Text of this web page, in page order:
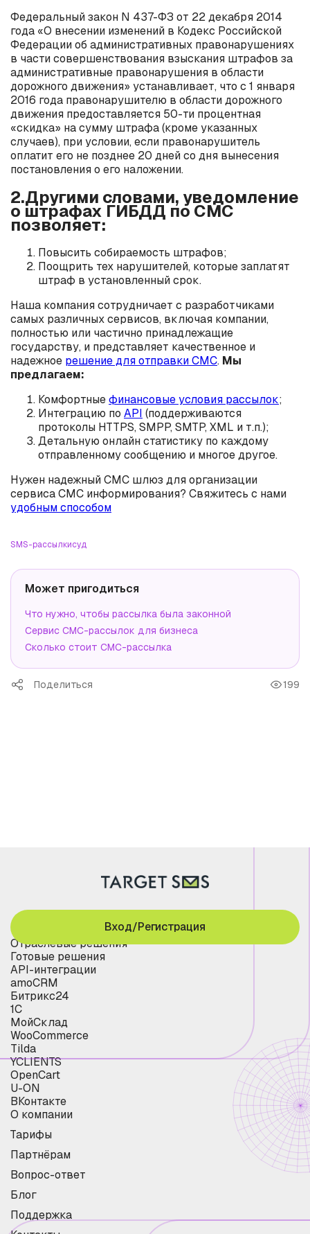
Федеральный закон N 437-ФЗ от 22 декабря 2014
года «О внесении изменений в Кодекс Российской
Федерации об административных правонарушениях
в части совершенствования взыскания штрафов за
административные правонарушения в области
дорожного движения» устанавливает, что с 1 января
2016 года правонарушителю в области дорожного
движения предоставляется 50-ти процентная
«скидка» на сумму штрафа (кроме указанных
случаев), при условии, если правонарушитель
оплатит его не позднее 20 дней со дня вынесения
постановления о его наложении.
2.Другими словами, уведомление
о штрафах ГИБДД по СМС
позволяет:
Повысить собираемость штрафов;
Поощрить тех нарушителей, которые заплатят
штраф в установленный срок.
Наша компания сотрудничает с разработчиками
самых различных сервисов, включая компании,
полностью или частично принадлежащие
государству, и представляет качественное и
надежное решение для отправки СМС. Мы
предлагаем:
Комфортныефинансовые условия рассылок;
Интеграцию по API (поддерживаются
протоколы HTTPS, SMPP, SMTP, XML и т.п.);
Детальную онлайн статистику по каждому
отправленному сообщению и многое другое.
Нужен надежный СМС шлюз для организации
сервиса СМС информирования? Свяжитесь с нами
удобным способом
SMS-рассылкисуд
Может пригодиться
Что нужно, чтобы рассылка была законной
Сервис СМС-рассылок для бизнеса
Сколько стоит СМС-рассылка
Поделиться 199
Отраслевые решения
Готовые решения
API-интеграции
amoCRM
Битрикс24
1С
МойСклад
WooCommerce
Tilda
YCLIENTS
OpenCart
U-ON
ВКонтакте
О компании
Тарифы
Партнёрам
Вопрос-ответ
Блог
Поддержка
Вход/Регистрация